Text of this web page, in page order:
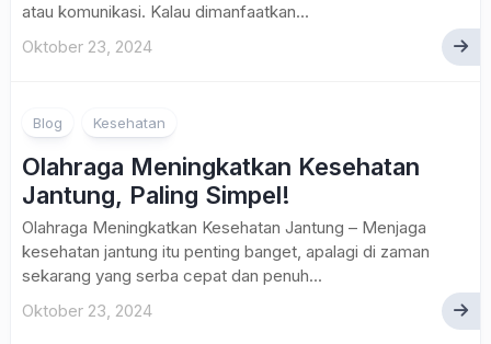
atau komunikasi. Kalau dimanfaatkan...
Oktober 23, 2024
Blog Kesehatan
Olahraga Meningkatkan Kesehatan
Jantung, Paling Simpel!
Olahraga Meningkatkan Kesehatan Jantung – Menjaga
kesehatan jantung itu penting banget, apalagi di zaman
sekarang yang serba cepat dan penuh...
Oktober 23, 2024